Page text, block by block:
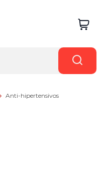
Anti-hipertensivos